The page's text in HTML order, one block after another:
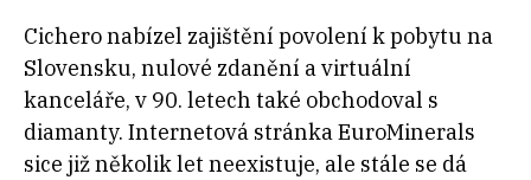
Cichero nabízel zajištění povolení k pobytu na
Slovensku, nulové zdanění a virtuální
kanceláře, v 90. letech také obchodoval s
diamanty. Internetová stránka EuroMinerals
sice již několik let neexistuje, ale stále se dá